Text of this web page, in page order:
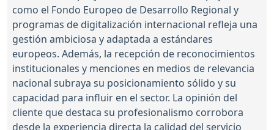
como el Fondo Europeo de Desarrollo Regional y
programas de digitalización internacional refleja una
gestión ambiciosa y adaptada a estándares
europeos. Además, la recepción de reconocimientos
institucionales y menciones en medios de relevancia
nacional subraya su posicionamiento sólido y su
capacidad para influir en el sector. La opinión del
cliente que destaca su profesionalismo corrobora
desde la experiencia directa la calidad del servicio